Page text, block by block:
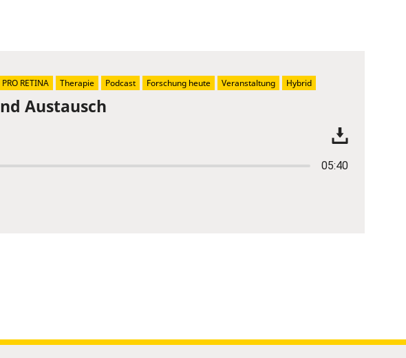
Austausch
05:40
PRO RETINA Therapie Podcast Forschung heute Veranstaltung Hybrid